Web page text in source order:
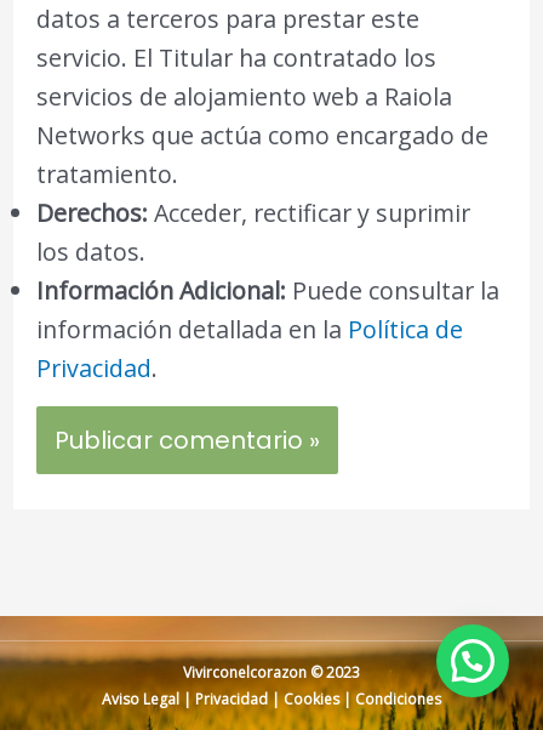
datos a terceros para prestar este
servicio. El Titular ha contratado los
servicios de alojamiento web a Raiola
Networks que actúa como encargado de
tratamiento.
Derechos: Acceder, rectificar y suprimir
los datos.
Información Adicional: Puede consultar la
información detallada en la Política de
Privacidad.
Vivirconelcorazon © 2023
Aviso Legal | Privacidad|Cookies| Condiciones